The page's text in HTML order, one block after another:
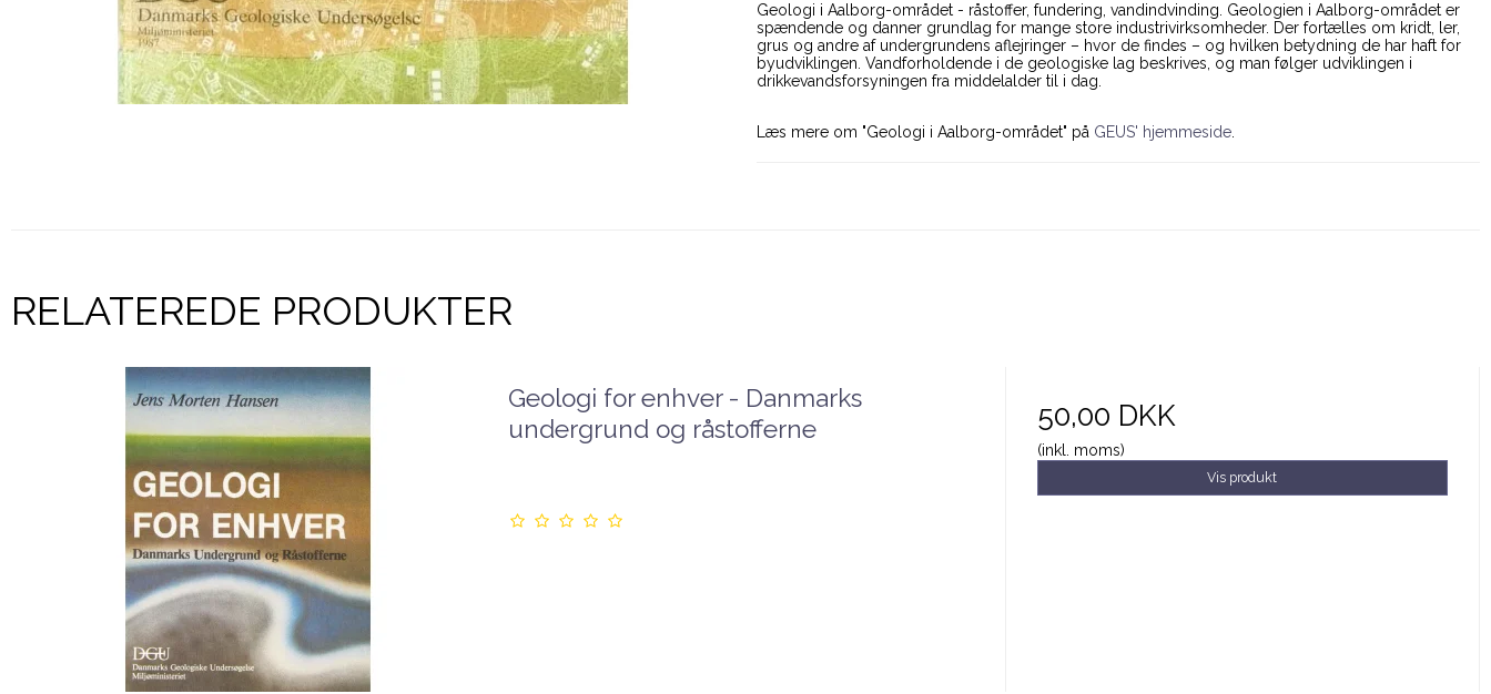
Geologi i Aalborg-området - råstoffer, fundering, vandindvinding. Geologien i Aalborg-området er
spændende og danner grundlag for mange store industrivirksomheder. Der fortælles om kridt, ler,
grus og andre af undergrundens aflejringer – hvor de findes – og hvilken betydning de har haft for
byudviklingen. Vandforholdende i de geologiske lag beskrives, og man følger udviklingen i
drikkevandsforsyningen fra middelalder til i dag.
Læs mere om "Geologi i Aalborg-området" på GEUS' hjemmeside.
RELATEREDE PRODUKTER
Geologi for enhver - Danmarks
undergrund og råstofferne
50,00 DKK
(inkl. moms)
Vis produkt